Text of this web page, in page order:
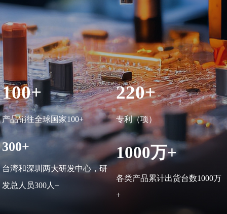
100+
产品销往全球国家100+
220+
专利（项）
300+
台湾和深圳两大研发中心，研
发总人员300人+
1000万+
各类产品累计出货台数1000万
+